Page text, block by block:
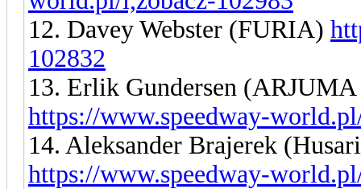
12. Davey Webster (FURIA)
102832
13. Erlik Gundersen
https://www.speedway-
14. Aleksander Brajerek
https://www.speedway-